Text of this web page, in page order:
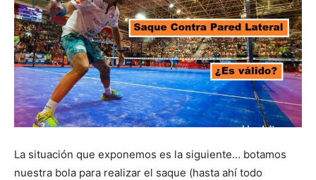
La situación que exponemos es la siguiente… botamos
nuestra bola para realizar el saque (hasta ahí todo